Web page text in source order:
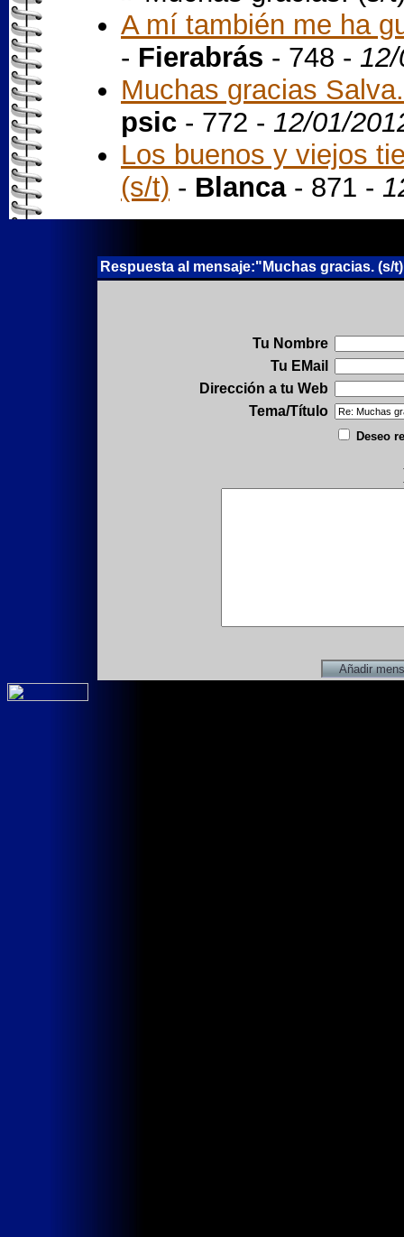
A mí también me ha
- Fierabrás - 748 -
Muchas gracias
psic - 772 - 12/01/
Los buenos y viejos
(s/t) - Blanca- 871 -
Respuesta al mensaje:"Muchas gracias. (s/
Tu Nombre
Tu EMail
Dirección a tu Web
Tema/Título
Deseo